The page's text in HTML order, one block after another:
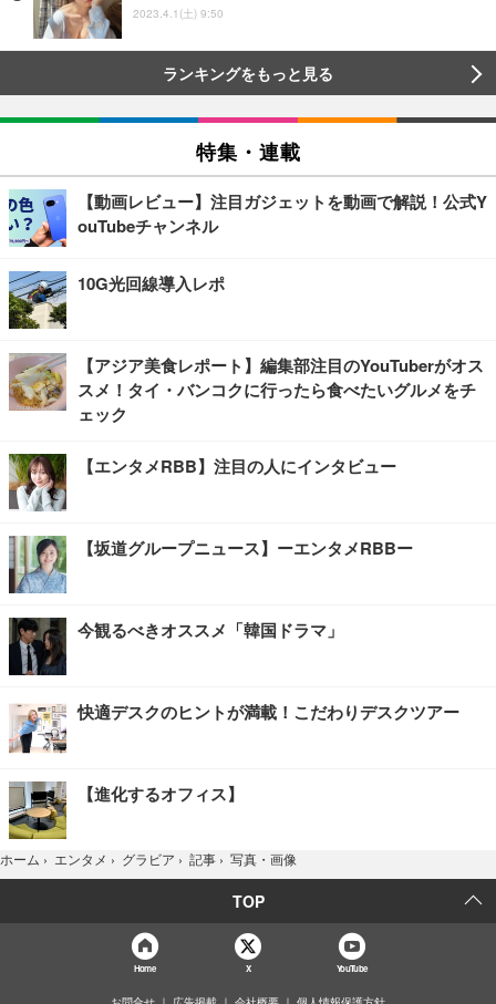
2023.4.1(土) 9:50
ランキングをもっと見る
特集・連載
【動画レビュー】注目ガジェットを動画で解説！公式Y
ouTubeチャンネル
10G光回線導入レポ
【アジア美食レポート】編集部注目のYouTuberがオス
スメ！タイ・バンコクに行ったら食べたいグルメをチ
ェック
【エンタメRBB】注目の人にインタビュー
【坂道グループニュース】ーエンタメRBBー
今観るべきオススメ「韓国ドラマ」
快適デスクのヒントが満載！こだわりデスクツアー
【進化するオフィス】
ホーム › エンタメ › グラビア › 記事 › 写真・画像
TOP
Home X YouTube